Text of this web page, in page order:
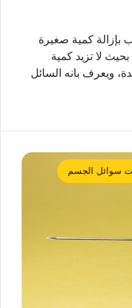
بإزالة كمية صغيرة
لا تزيد كمية
ويعرف بانه السائل
سوائل الجسم